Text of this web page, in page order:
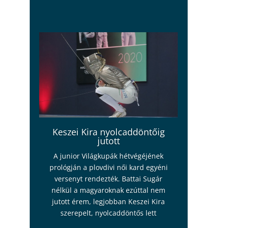
Keszei Kira nyolcaddöntőig
jutott
A junior Világkupák hétvégéjének
prológján a plovdivi női kard egyéni
versenyt rendezték. Battai Sugár
nélkül a magyaroknak ezúttal nem
jutott érem, legjobban Keszei Kira
szerepelt, nyolcaddöntős lett